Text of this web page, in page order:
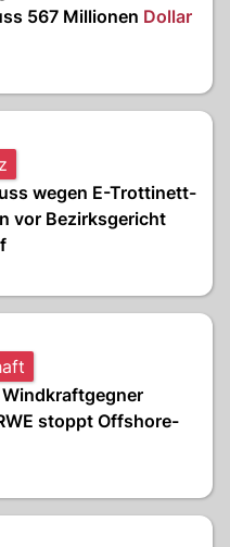
567 Millionen Dollar
wegen E-Trottinett-
vor Bezirksgericht
Windkraftgegner
stoppt Offshore-